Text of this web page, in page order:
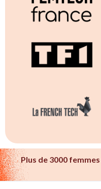
Plus de 3000